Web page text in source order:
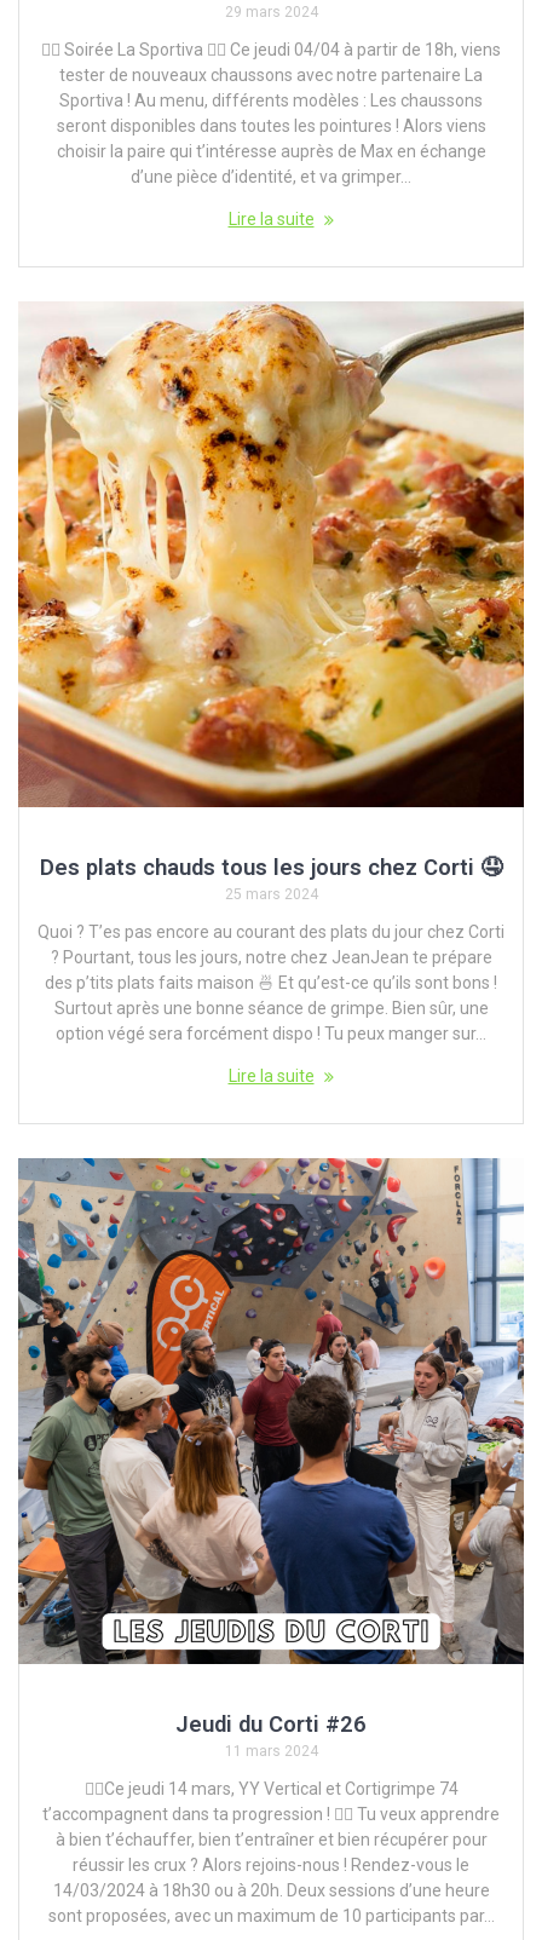
29 mars 2024
🧗‍♀️ Soirée La Sportiva 🧗‍♂️ Ce jeudi 04/04 à partir de 18h, viens
tester de nouveaux chaussons avec notre partenaire La
Sportiva ! Au menu, différents modèles : Les chaussons
seront disponibles dans toutes les pointures ! Alors viens
choisir la paire qui t’intéresse auprès de Max en échange
d’une pièce d’identité, et va grimper…
Lire la suite
Des plats chauds tous les jours chez Corti 🤤
25 mars 2024
Quoi ? T’es pas encore au courant des plats du jour chez Corti
? Pourtant, tous les jours, notre chez JeanJean te prépare
des p’tits plats faits maison 🍜 Et qu’est-ce qu’ils sont bons !
Surtout après une bonne séance de grimpe. Bien sûr, une
option végé sera forcément dispo ! Tu peux manger sur…
Lire la suite
Jeudi du Corti #26
11 mars 2024
🧗‍♂️Ce jeudi 14 mars, YY Vertical et Cortigrimpe 74
t’accompagnent dans ta progression ! 🧗‍♀️ Tu veux apprendre
à bien t’échauffer, bien t’entraîner et bien récupérer pour
réussir les crux ? Alors rejoins-nous ! Rendez-vous le
14/03/2024 à 18h30 ou à 20h. Deux sessions d’une heure
sont proposées, avec un maximum de 10 participants par…